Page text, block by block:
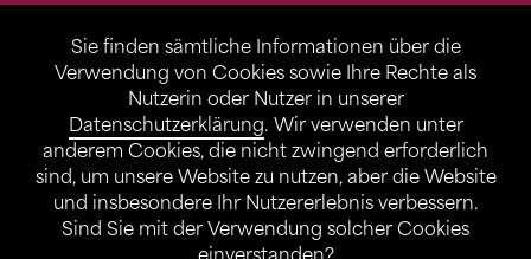
Sie finden sämtliche Informationen über die
Verwendung von Cookies sowie Ihre Rechte als
Nutzerin oder Nutzer in unserer
Datenschutzerklärung. Wir verwenden unter
anderem Cookies, die nicht zwingend erforderlich
sind, um unsere Website zu nutzen, aber die Website
und insbesondere Ihr Nutzererlebnis verbessern.
Sind Sie mit der Verwendung solcher Cookies